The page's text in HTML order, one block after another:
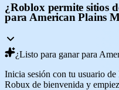
¿Roblox permite sitios
para American Plains
¿Listo para ganar para
Inicia sesión con tu usuario
Robux de bienvenida y